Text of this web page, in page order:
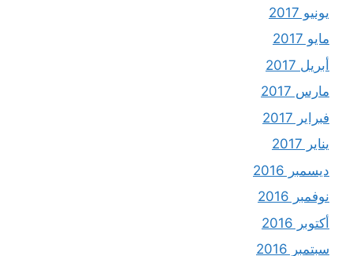
يونيو 2017
مايو 2017
أبريل 2017
مارس 2017
فبراير 2017
يناير 2017
ديسمبر 2016
نوفمبر 2016
أكتوبر 2016
سبتمبر 2016